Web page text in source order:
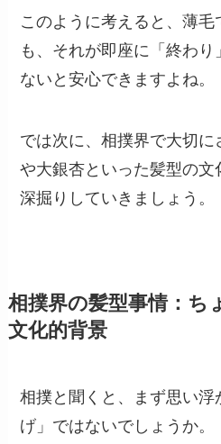
このように考えると、薄毛
も、それが即座に「終わ
ないと安心できますよね。
では次に、相撲界で大切
や大銀杏といった髪型の文
深掘りしていきましょう。
相撲界の髪型事情：ち
文化的背景
相撲と聞くと、まず思い浮
げ」ではないでしょうか。